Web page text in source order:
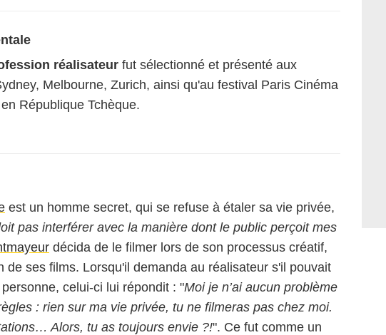
réalisateur fut sélectionné et présenté aux
Melbourne, Zurich, ainsi qu'au festival Paris Cinéma
République Tchèque.
est un homme secret, qui se refuse à étaler sa vie privée,
pas interférer avec la manière dont le public perçoit mes
décida de le filmer lors de son processus créatif,
de ses films. Lorsqu'il demanda au réalisateur s'il pouvait
celui-ci lui répondit : "Moi je n’ai aucun problème
: rien sur ma vie privée, tu ne filmeras pas chez moi.
Alors, tu as toujours envie ?!". Ce fut comme un